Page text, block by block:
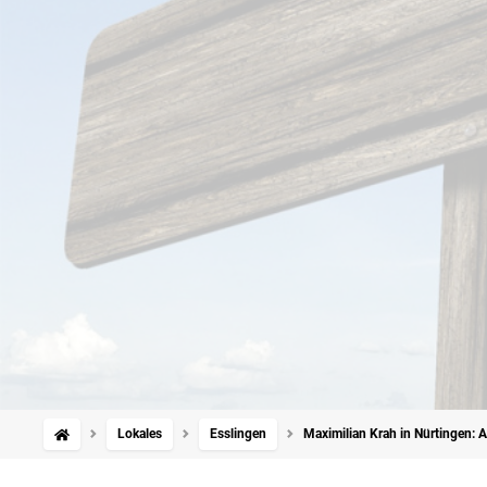
Lokales Esslingen Maximilian Krah in Nürtingen: